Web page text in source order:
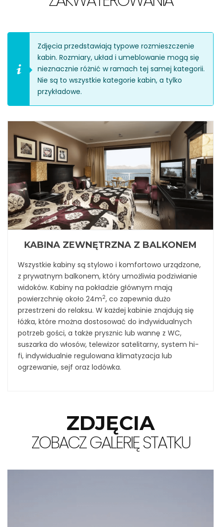
Zdjęcia przedstawiają typowe rozmieszczenie
kabin. Rozmiary, układ i umeblowanie mogą się
nieznacznie różnić w ramach tej samej kategorii.
Nie są to wszystkie kategorie kabin, a tylko
przykładowe.
KABINA ZEWNĘTRZNA Z BALKONEM
Wszystkie kabiny są stylowo i komfortowo urządzone,
z prywatnym balkonem, który umożliwia podziwianie
widoków. Kabiny na pokładzie głównym mają
powierzchnię około 24m2, co zapewnia dużo
przestrzeni do relaksu. W każdej kabinie znajdują się
łóżka, które można dostosować do indywidualnych
potrzeb gości, a także prysznic lub wannę z WC,
suszarka do włosów, telewizor satelitarny, system hi-
fi, indywidualnie regulowana klimatyzacja lub
ogrzewanie, sejf oraz lodówka.
ZDJĘCIA
ZOBACZ GALERIĘ STATKU